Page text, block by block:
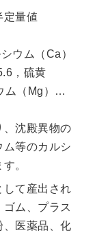
定量値
ウム（Ca）
，硫黄
ム（Mg）…
、沈殿異物の
ム等のカルシ
。
して産出され
ム、プラス
、医薬品、化